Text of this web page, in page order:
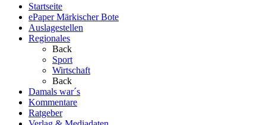
Startseite
ePaper Märkischer Bote
Auslagestellen
Regionales
Back
Sport
Wirtschaft
Back
Damals war´s
Kommentare
Ratgeber